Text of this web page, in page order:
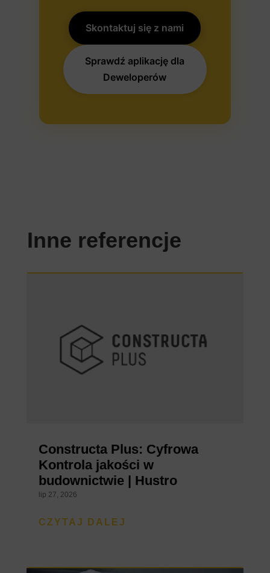
Skontaktuj się z nami
Sprawdź aplikację dla
Deweloperów
Inne referencje
Constructa Plus: Cyfrowa
Kontrola jakości w
budownictwie | Hustro
lip 27, 2026
CZYTAJ DALEJ